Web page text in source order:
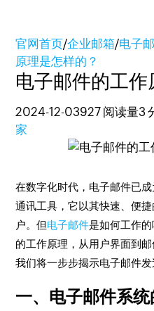
官网首页/企业邮箱/电子
原理是怎样的？
电子邮件的工作
2024-12-03927 阅读量3
家
在数字化时代，电子邮件已
通讯工具，它以其快速、便
户。但电子邮件是如何工作
的工作原理，从用户界面到
我们将一步步揭示电子邮件发
一、电子邮件系